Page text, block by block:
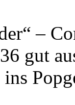
–
gut